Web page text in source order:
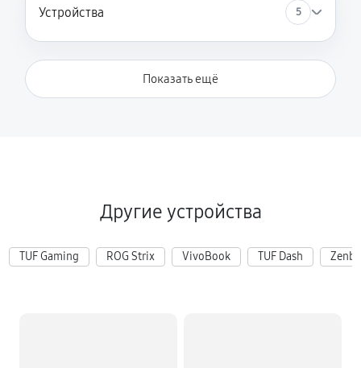
Устройства 5
Показать ещё
Другие устройства
TUF Gaming ROG Strix VivoBook TUF Dash